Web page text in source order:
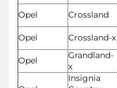
Opel
Crossland
Opel
Crossland-x
Opel
Grandland-
x
Insignia